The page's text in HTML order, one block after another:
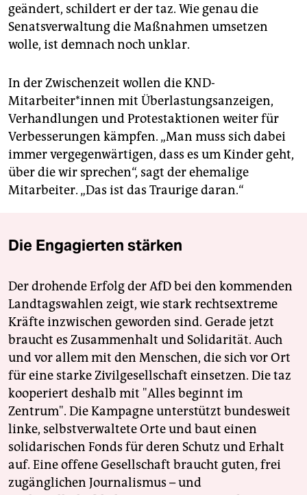
geändert, schildert er der taz. Wie genau die
Senatsverwaltung die Maßnahmen umsetzen
wolle, ist demnach noch unklar.
In der Zwischenzeit wollen die KND-
Mitarbeiter*innen mit Überlastungsanzeigen,
Verhandlungen und Protestaktionen weiter für
Verbesserungen kämpfen. „Man muss sich dabei
immer vergegenwärtigen, dass es um Kinder geht,
über die wir sprechen“, sagt der ehemalige
Mitarbeiter. „Das ist das Traurige daran.“
Die Engagierten stärken
Der drohende Erfolg der AfD bei den kommenden
Landtagswahlen zeigt, wie stark rechtsextreme
Kräfte inzwischen geworden sind. Gerade jetzt
braucht es Zusammenhalt und Solidarität. Auch
und vor allem mit den Menschen, die sich vor Ort
für eine starke Zivilgesellschaft einsetzen. Die taz
kooperiert deshalb mit "Alles beginnt im
Zentrum". Die Kampagne unterstützt bundesweit
linke, selbstverwaltete Orte und baut einen
solidarischen Fonds für deren Schutz und Erhalt
auf. Eine offene Gesellschaft braucht guten, frei
zugänglichen Journalismus – und